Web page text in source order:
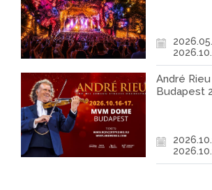
André
Budapest